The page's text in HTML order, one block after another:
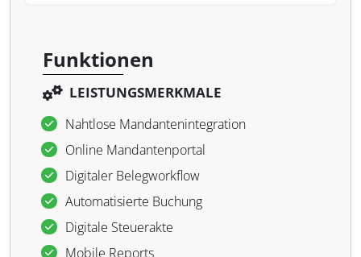
Funktionen
LEISTUNGSMERKMALE
Nahtlose Mandantenintegration
Online Mandantenportal
Digitaler Belegworkflow
Automatisierte Buchung
Digitale Steuerakte
Mobile Reports